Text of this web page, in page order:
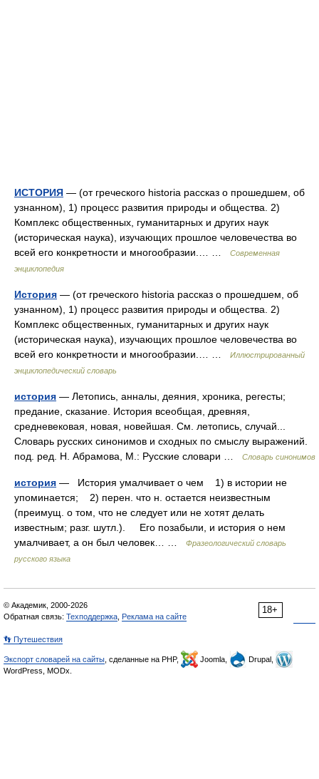
ИСТОРИЯ — (от греческого historia рассказ о прошедшем, об
узнанном), 1) процесс развития природы и общества. 2)
Комплекс общественных, гуманитарных и других наук
(историческая наука), изучающих прошлое человечества во
всей его конкретности и многообразии.… …
Современная
энциклопедия
История — (от греческого historia рассказ о прошедшем, об
узнанном), 1) процесс развития природы и общества. 2)
Комплекс общественных, гуманитарных и других наук
(историческая наука), изучающих прошлое человечества во
всей его конкретности и многообразии.… …
Иллюстрированный
энциклопедический словарь
история — Летопись, анналы, деяния, хроника, регесты;
предание, сказание. История всеобщая, древняя,
средневековая, новая, новейшая. См. летопись, случай...
Словарь русских синонимов и сходных по смыслу выражений.
под. ред. Н. Абрамова, М.: Русские словари …
Словарь синонимов
история — История умалчивает о чем 1) в истории не
упоминается; 2) перен. что н. остается неизвестным
(преимущ. о том, что не следует или не хотят делать
известным; разг. шутл.). Его позабыли, и история о нем
умалчивает, а он был человек… …
Фразеологический словарь
русского языка
18+
© Академик, 2000-2026
Обратная связь: Техподдержка Реклама на сайте
👣 Путешествия
Экспорт словарей на сайты , сделанные на PHP, Joomla,
Drupal,
WordPress, MODx.